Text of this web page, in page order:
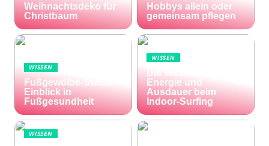
Weihnachtsdeko für
Christbaum
Hobbys allein oder
gemeinsam pflegen
WISSEN
Fußgewölbe-Stütze:
Einblick in
Fußgesundheit
WISSEN
Die Welle zu Hause:
Energie und
Ausdauer beim
Indoor-Surfing
WISSEN